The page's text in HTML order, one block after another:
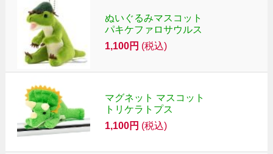
ぬいぐるみマスコット
パキケファロサウルス
1,100円 (税込)
マグネット マスコット
トリケラトプス
1,100円 (税込)